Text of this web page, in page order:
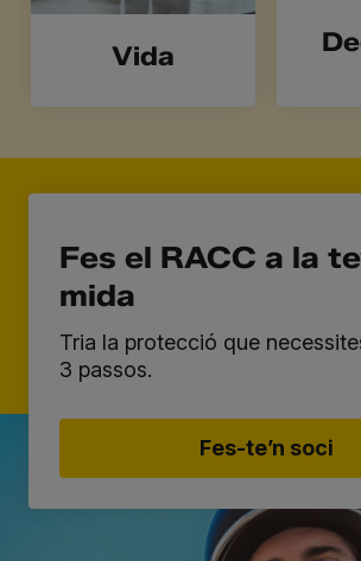
Vida
Fes el RACC a la
mida
Tria la protecció que
3 passos.
Fes-te’n soci